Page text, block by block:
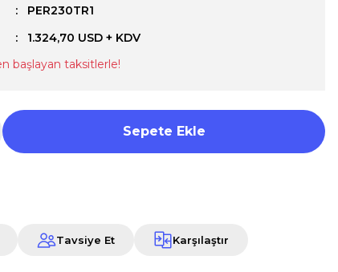
PER230TR1
1.324,70 USD + KDV
başlayan taksitlerle!
Sepete Ekle
Tavsiye Et Karşılaştır